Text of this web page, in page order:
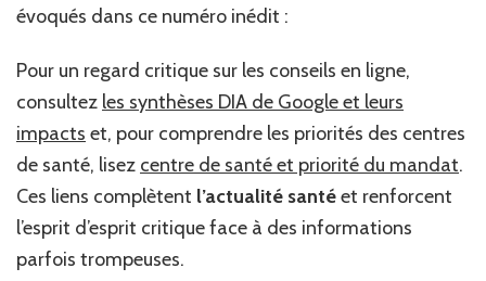
évoqués dans ce numéro inédit :
Pour un regard critique sur les conseils en ligne,
consultez les synthèses DIA de Google et leurs
impacts et, pour comprendre les priorités des centres
de santé, lisez centre de santé et priorité du mandat.
Ces liens complètent l’actualité santéet renforcent
l’esprit d’esprit critique face à des informations
parfois trompeuses.